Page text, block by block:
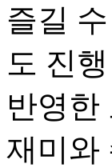
즐길
도 진
반영한
재미와